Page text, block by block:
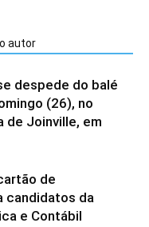
autor
despede do balé
(26), no
de Joinville, em
de
candidatos da
e Contábil